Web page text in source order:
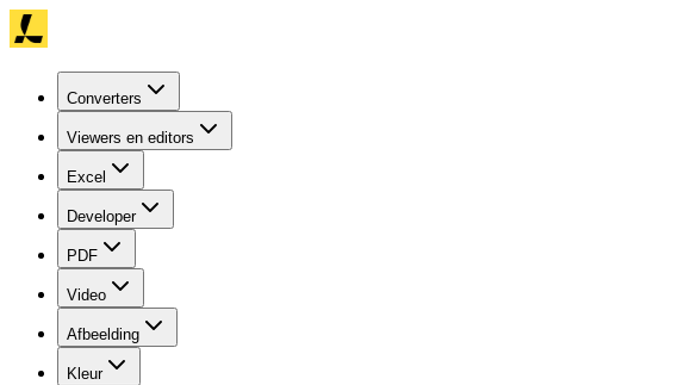
Converters
Viewers en editors
Excel
Developer
PDF
Video
Afbeelding
Kleur